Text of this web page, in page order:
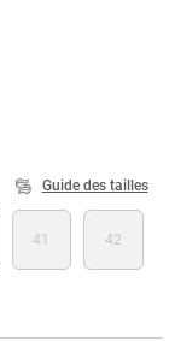
Guide des tailles
41 42